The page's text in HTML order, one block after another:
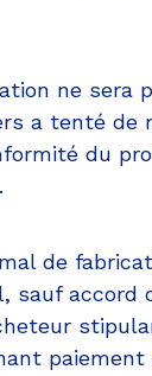
ne sera
a tenté de
du
de
sauf accord
paiement